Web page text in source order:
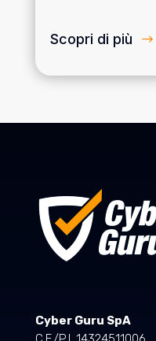
Scopri di più
Cyber Guru SpA